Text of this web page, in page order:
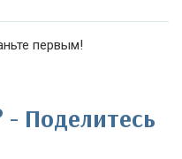
первым!
- Поделитесь